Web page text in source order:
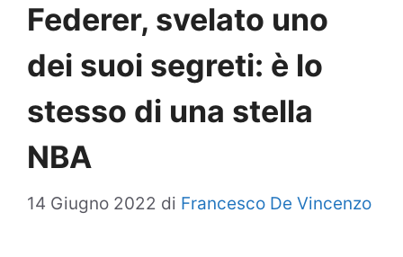
Federer, svelato uno
dei suoi segreti: è lo
stesso di una stella
NBA
14 Giugno 2022 di Francesco De Vincenzo